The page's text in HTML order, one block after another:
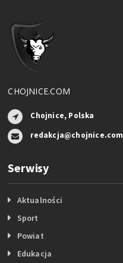
CHOJNICE.COM
Chojnice, Polska
redakcja@chojnice.com
Serwisy
Aktualności
Sport
Powiat
Edukacja